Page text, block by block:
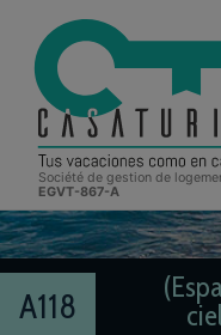
content
Société de gestion de
EGVT-867-A
A118